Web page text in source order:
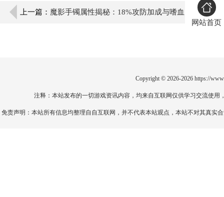
上一篇： 魔影手镯属性揭秘：18%攻防加成与嗜血
网站首页
Copyright © 2026-2026 https://
注释：本站发布的一切游戏资讯内容，均来自互联网仅供学习交流使
免责声明：本站所有信息均整理自自互联网，并不代表本站观点，本站不对其真实